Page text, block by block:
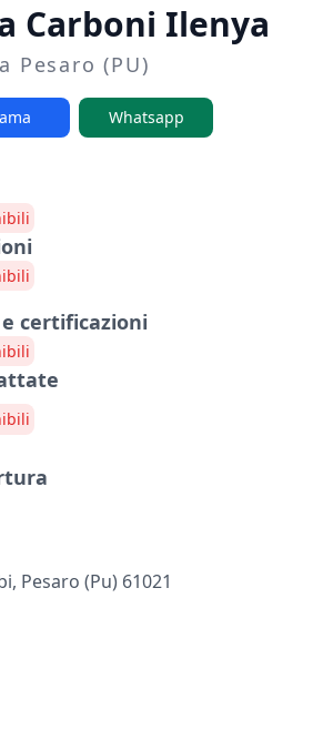
Carboni Ilenya
a Pesaro (PU)
Whatsapp
certificazioni
Pesaro (pu) 61021